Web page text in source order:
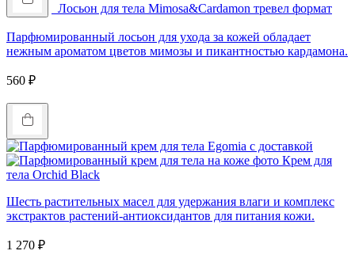
Лосьон для тела Mimosa&Cardamon тревел формат
Парфюмированный лосьон для ухода за кожей обладает
нежным ароматом цветов мимозы и пикантностью кардамона.
560 ₽
Крем для
тела Orchid Black
Шесть растительных масел для удержания влаги и комплекс
экстрактов растений-антиоксидантов для питания кожи.
1 270 ₽